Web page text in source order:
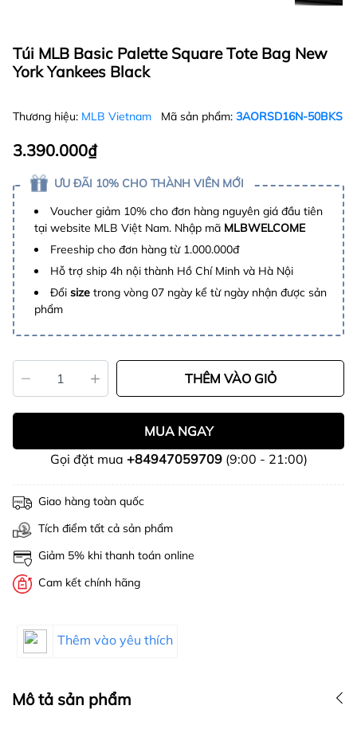
Túi MLB Basic Palette Square Tote Bag New
York Yankees Black
Thương hiệu: MLB Vietnam Mã sản phẩm: 3AORSD16N-50BKS
3.390.000₫
ƯU ĐÃI 10% CHO THÀNH VIÊN MỚI
Voucher giảm 10% cho đơn hàng nguyên giá đầu tiên
tại website MLB Việt Nam. Nhập mã MLBWELCOME
Freeship cho đơn hàng từ 1.000.000đ
Hỗ trợ ship 4h nội thành Hồ Chí Minh và Hà Nội
Đổi size trong vòng 07 ngày kể từ ngày nhận được sản
phẩm
THÊM VÀO GIỎ
MUA NGAY
Gọi đặt mua +84947059709(9:00 - 21:00)
Giao hàng toàn quốc
Tích điểm tất cả sản phẩm
Giảm 5% khi thanh toán online
Cam kết chính hãng
Thêm vào yêu thích
Mô tả sản phẩm